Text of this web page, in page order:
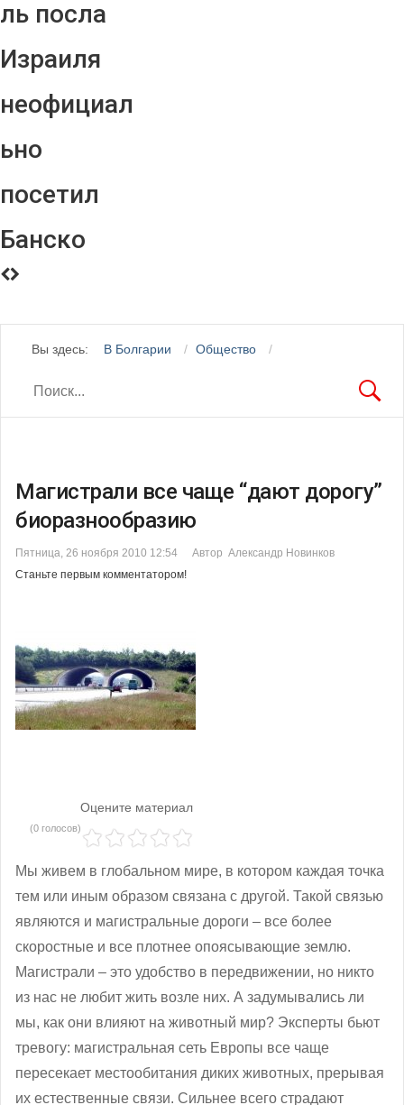
ль посла
Израиля
неофициал
ьно
посетил
Банско
Вы здесь: В Болгарии Общество
Магистрали все чаще “дают дорогу”
биоразнообразию
Пятница, 26 ноября 2010 12:54
Автор Александр Новинков
Станьте первым комментатором!
Оцените материал
(0 голосов)
Мы живем в глобальном мире, в котором каждая точка
тем или иным образом связана с другой. Такой связью
являются и магистральные дороги – все более
скоростные и все плотнее опоясывающие землю.
Магистрали – это удобство в передвижении, но никто
из нас не любит жить возле них. А задумывались ли
мы, как они влияют на животный мир? Эксперты бьют
тревогу: магистральная сеть Европы все чаще
пересекает местообитания диких животных, прерывая
их естественные связи. Сильнее всего страдают